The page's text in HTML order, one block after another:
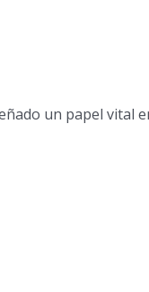
un papel vital